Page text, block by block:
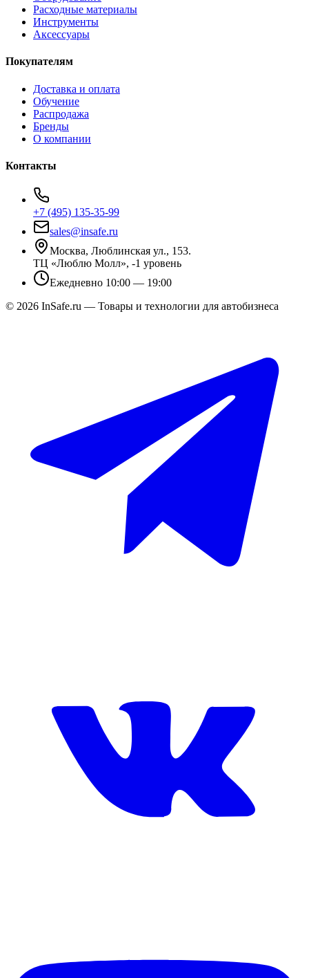
Расходные материалы
Инструменты
Аксессуары
Покупателям
Доставка и оплата
Обучение
Распродажа
Бренды
О компании
Контакты
+7 (495) 135-35-99
sales@insafe.ru
Москва, Люблинская ул., 153.
ТЦ «Люблю Молл», -1 уровень
Ежедневно 10:00 — 19:00
© 2026 InSafe.ru — Товары и технологии для автобизнеса